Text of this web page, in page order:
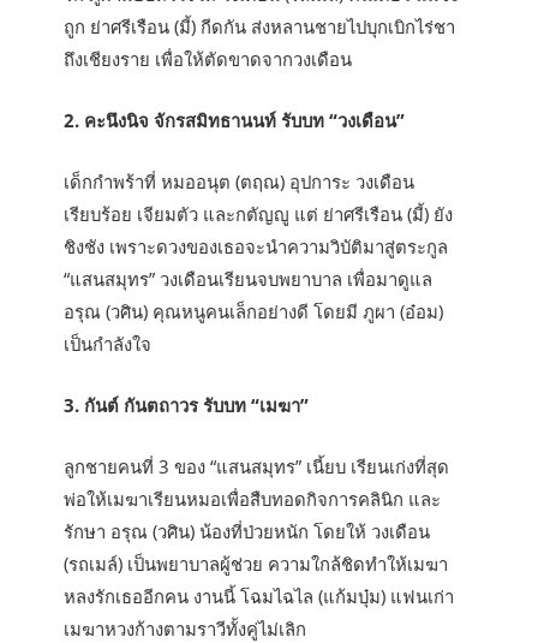
ถูก ย่าศรีเรือน (มี้) กีดกัน ส่งหลานชายไปบุกเบิกไร่ชา
ถึงเชียงราย เพื่อให้ตัดขาดจากวงเดือน
2. คะนึงนิจ จักรสมิทธานนท์ รับบท “วงเดือน”
เด็กกำพร้าที่ หมออนุต (ตฤณ) อุปการะ วงเดือน
เรียบร้อย เจียมตัว และกตัญญู แต่ ย่าศรีเรือน (มี้) ยัง
ชิงชัง เพราะดวงของเธอจะนำความวิบัติมาสู่ตระกูล
“แสนสมุทร” วงเดือนเรียนจบพยาบาล เพื่อมาดูแล
อรุณ (วศิน) คุณหนูคนเล็กอย่างดี โดยมี ภูผา (อ๋อม)
เป็นกำลังใจ
3. กันต์ กันตถาวร รับบท “เมฆา”
ลูกชายคนที่ 3 ของ “แสนสมุทร” เนี้ยบ เรียนเก่งที่สุด
พ่อให้เมฆาเรียนหมอเพื่อสืบทอดกิจการคลินิก และ
รักษา อรุณ (วศิน) น้องที่ป่วยหนัก โดยให้ วงเดือน
(รถเมล์) เป็นพยาบาลผู้ช่วย ความใกล้ชิดทำให้เมฆา
หลงรักเธออีกคน งานนี้ โฉมไฉไล (แก้มบุ๋ม) แฟนเก่า
เมฆาหวงก้างตามราวีทั้งคู่ไม่เลิก